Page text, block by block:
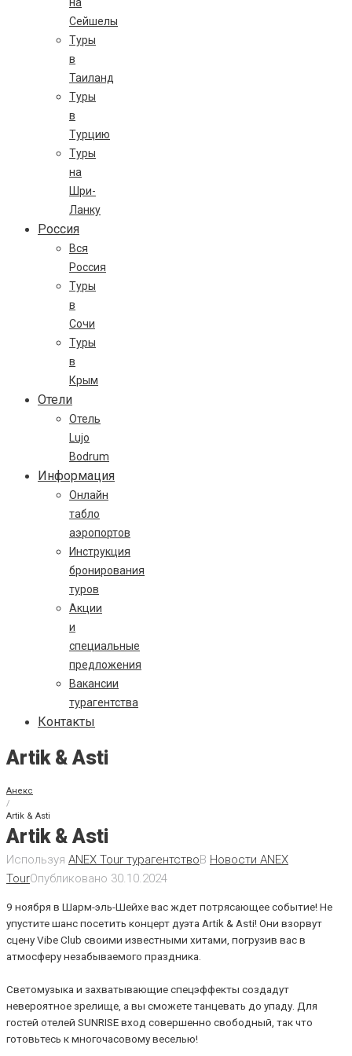
Сейшелы
Туры
в
Таиланд
Туры
в
Турцию
Туры
на
Шри-
Ланку
Россия
Вся
Россия
Туры
в
Сочи
Туры
в
Крым
Отели
Отель
Lujo
Bodrum
Информация
Онлайн
табло
аэропортов
Инструкция
бронирования
туров
Акции
и
специальные
предложения
Вакансии
турагентства
Контакты
Artik & Asti
Анекс
/
Artik & Asti
Artik & Asti
Используя ANEX Tour турагентствоВ Новости ANEX
TourОпубликовано 30.10.2024
9 ноября в Шарм-эль-Шейхе вас ждет потрясающее событие! Не
упустите шанс посетить концерт дуэта Artik & Asti! Они взорвут
сцену Vibe Club своими известными хитами, погрузив вас в
атмосферу незабываемого праздника.
Светомузыка и захватывающие спецэффекты создадут
невероятное зрелище, а вы сможете танцевать до упаду. Для
гостей отелей SUNRISE вход совершенно свободный, так что
готовьтесь к многочасовому веселью!